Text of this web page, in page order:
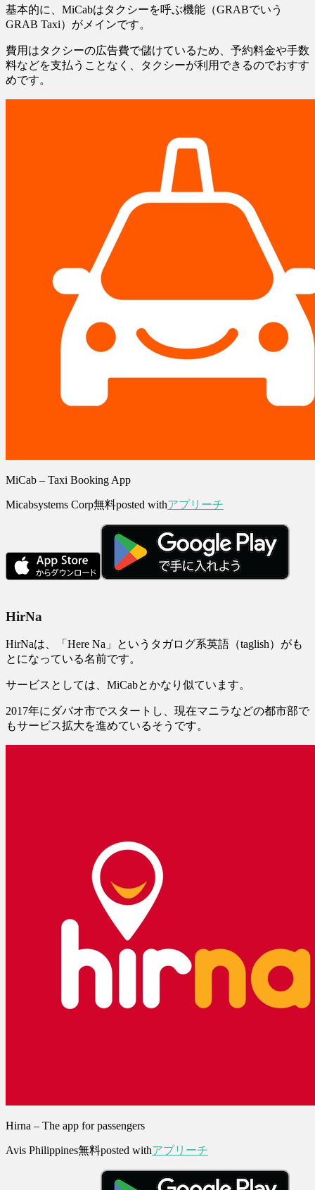
基本的に、MiCabはタクシーを呼ぶ機能（GRABでいう
GRAB Taxi）がメインです。
費用はタクシーの広告費で儲けているため、予約料金や手数
料などを支払うことなく、タクシーが利用できるのでおすす
めです。
MiCab – Taxi Booking App
Micabsystems Corp無料posted withアプリーチ
HirNa
HirNaは、「Here Na」というタガログ系英語（taglish）がも
とになっている名前です。
サービスとしては、MiCabとかなり似ています。
2017年にダバオ市でスタートし、現在マニラなどの都市部で
もサービス拡大を進めているそうです。
Hirna – The app for passengers
Avis Philippines無料posted withアプリーチ